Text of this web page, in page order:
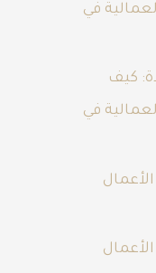
في
كيف
في
الأعمال
الأعمال